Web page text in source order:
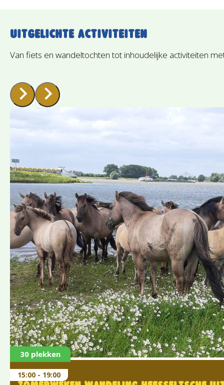
uitgelichte activiteiten
Van fiets en wandeltochten tot inhoudelijke activiteiten
15:00 - 19:00
30 plekken